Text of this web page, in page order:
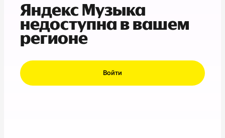
Яндекс Музыка
недоступна в вашем
регионе
Войти